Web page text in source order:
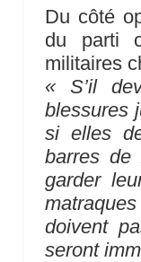
Du côté
du parti
militaires
« S’il
blessures
si elles
barres de
garder
doivent
seront